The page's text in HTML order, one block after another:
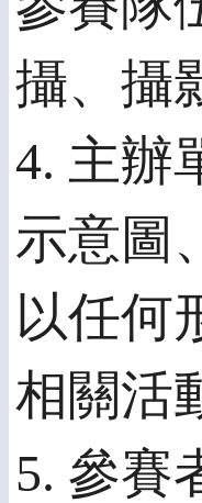
攝、攝
4. 主辦
示意圖
以任何
相關活
5. 參賽